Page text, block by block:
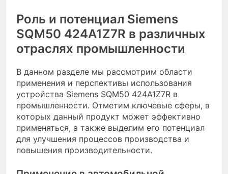
Роль и потенциал Siemens
SQM50 424A1Z7R в различных
отраслях промышленности
В данном разделе мы рассмотрим области
применения и перспективы использования
устройства Siemens SQM50 424A1Z7R в
промышленности. Отметим ключевые сферы, в
которых данный продукт может эффективно
применяться, а также выделим его потенциал
для улучшения процессов производства и
повышения производительности.